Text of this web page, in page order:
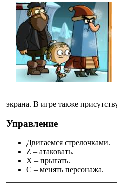
экрана. В игре также
Управление
Двигаемся стрелочками.
Z – атаковать.
X – прыгать.
C – менять персонажа.